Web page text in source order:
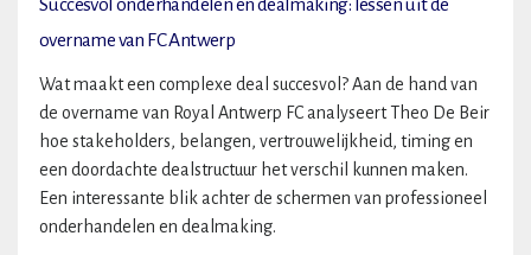
Succesvol onderhandelen en dealmaking: lessen uit de
overname van FC Antwerp
Wat maakt een complexe deal succesvol? Aan de hand van
de overname van Royal Antwerp FC analyseert Theo De Beir
hoe stakeholders, belangen, vertrouwelijkheid, timing en
een doordachte dealstructuur het verschil kunnen maken.
Een interessante blik achter de schermen van professioneel
onderhandelen en dealmaking.